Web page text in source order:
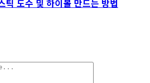
틱 도수 및 하이볼 만드는 방법